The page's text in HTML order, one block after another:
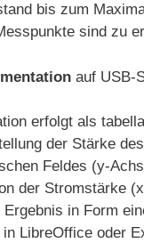
bis zum
sind zu
auf USB-
erfolgt als
der Stärke des
Feldes (y-
der Stromstärke
in Form
in LibreOffice oder